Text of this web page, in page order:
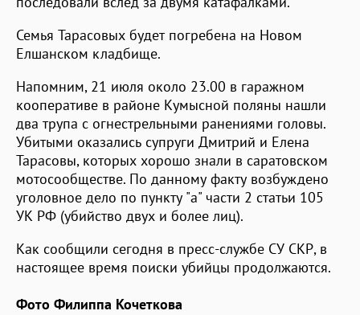
Семья Тарасовых будет погребена на Новом
Елшанском кладбище.
Напомним, 21 июля около 23.00 в гаражном
кооперативе в районе Кумысной поляны нашли
два трупа с огнестрельными ранениями головы.
Убитыми оказались супруги Дмитрий и Елена
Тарасовы, которых хорошо знали в саратовском
мотосообществе. По данному факту возбуждено
уголовное дело по пункту "а" части 2 статьи 105
УК РФ (убийство двух и более лиц).
Как сообщили сегодня в пресс-службе СУ СКР, в
настоящее время поиски убийцы продолжаются.
Фото Филиппа Кочеткова